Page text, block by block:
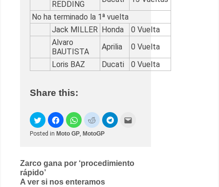
REDDING
No ha terminado la 1ª vuelta
Jack MILLER Honda
0 Vuelta
Alvaro
BAUTISTA
Aprilia
0 Vuelta
Loris BAZ
Ducati 0 Vuelta
Share this:
Posted in Moto GP, MotoGP
Post
navigation
Zarco gana por ‘procedimiento
rápido’
A ver si nos enteramos